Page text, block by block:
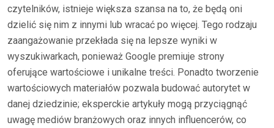
czytelników, istnieje większa szansa na to, że będą oni
dzielić się nim z innymi lub wracać po więcej. Tego rodzaju
zaangażowanie przekłada się na lepsze wyniki w
wyszukiwarkach, ponieważ Google premiuje strony
oferujące wartościowe i unikalne treści. Ponadto tworzenie
wartościowych materiałów pozwala budować autorytet w
danej dziedzinie; eksperckie artykuły mogą przyciągnąć
uwagę mediów branżowych oraz innych influencerów, co